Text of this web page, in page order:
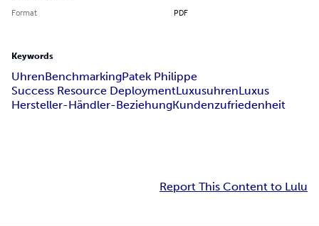
Format PDF
Keywords
UhrenBenchmarkingPatek Philippe
Success Resource DeploymentLuxusuhrenLuxus
Hersteller-Händler-BeziehungKundenzufriedenheit
Report This Content to Lulu